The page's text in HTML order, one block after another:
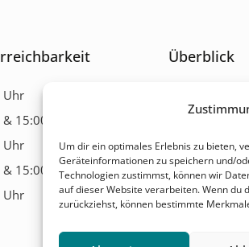
Um dir ein optimales Erlebnis zu bieten,
Geräteinformationen zu speichern und/
Technologien zustimmst, können wir
auf dieser Website verarbeiten. Wenn du
zurückziehst, können bestimmte
Uhr
15:00 – 17:00 Uhr
Uhr
15:00 – 17:00 Uhr
Uhr
Überblick
Karriere
Kontakt &